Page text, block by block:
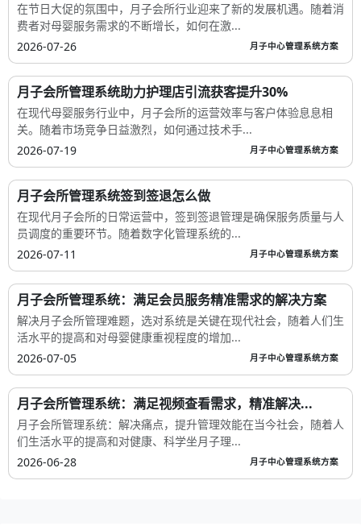
在节日大促的氛围中，月子会所行业迎来了新的发展机遇。随着消
费者对母婴服务需求的不断增长，如何在激...
2026-07-26
月子中心管理系统方案
月子会所管理系统助力护理店引流获客提升30%
在现代母婴服务行业中，月子会所的运营效率与客户体验息息相
关。随着市场竞争日益激烈，如何通过技术手...
2026-07-19
月子中心管理系统方案
月子会所管理系统签到签退怎么做
在现代月子会所的日常运营中，签到签退管理是确保服务质量与人
员调度的重要环节。随着数字化管理系统的...
2026-07-11
月子中心管理系统方案
月子会所管理系统：满足会员服务精准需求的解决方案
解决月子会所管理难题，选对系统是关键在现代社会，随着人们生
活水平的提高和对母婴健康重视程度的增加...
2026-07-05
月子中心管理系统方案
月子会所管理系统：满足视频查看需求，精准解决...
月子会所管理系统：解决痛点，提升管理效能在当今社会，随着人
们生活水平的提高和对健康、科学坐月子理...
2026-06-28
月子中心管理系统方案